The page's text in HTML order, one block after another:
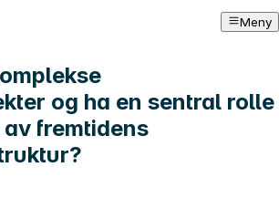
Meny
og ha en sentral rolle
fremtidens